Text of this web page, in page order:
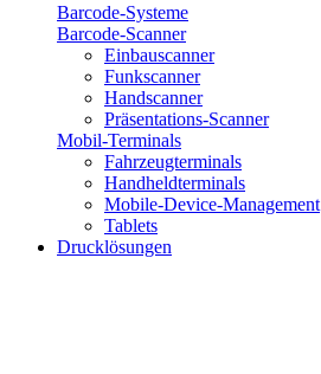
Barcode-Systeme
Barcode-Scanner
Einbauscanner
Funkscanner
Handscanner
Präsentations-Scanner
Mobil-Terminals
Fahrzeugterminals
Handheldterminals
Mobile-Device-Management
Tablets
Drucklösungen